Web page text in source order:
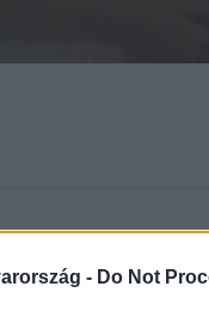
- Do Not
naptár és
ismerjük, az